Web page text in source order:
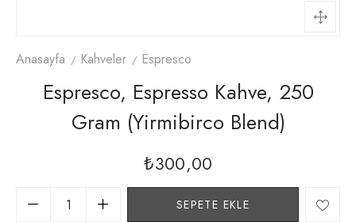
Anasayfa Kahveler Espresco
Espresco, Espresso Kahve, 250
Gram (yirmibirco Blend)
₺300,00
SEPETE EKLE